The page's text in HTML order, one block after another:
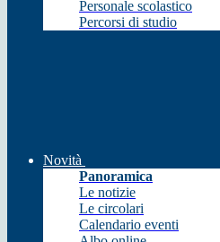
Personale scolastico
Percorsi di studio
Novità
Panoramica
Le notizie
Le circolari
Calendario eventi